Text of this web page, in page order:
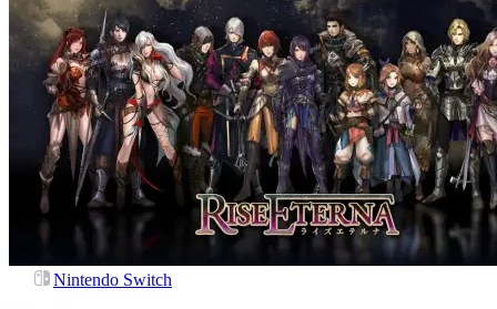
Nintendo Switch